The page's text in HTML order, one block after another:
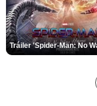
Tráiler 'Spider-Man: No